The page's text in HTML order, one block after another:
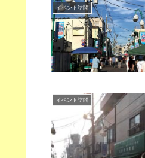
イベント訪問
イベント訪問